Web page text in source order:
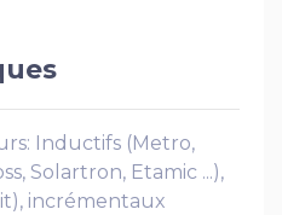
Inductifs (Metro,
Solartron, Etamic ...),
incrémentaux